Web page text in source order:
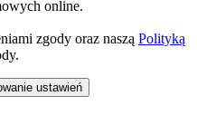
online.
zgody oraz naszą Polityką
ustawień